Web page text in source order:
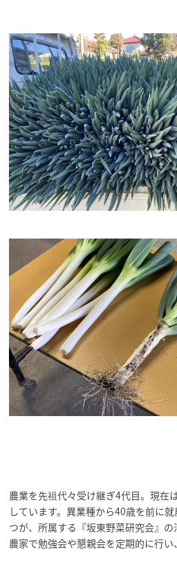
農業を先祖代々受け継ぎ4代目。現在
しています。異業種から40歳を前に
つが、所属する『坂東野菜研究会』
農家で勉強会や懇親会を定期的に行い